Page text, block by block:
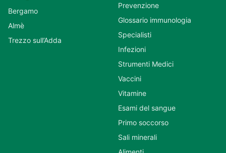
Bergamo
Almè
Trezzo sull’Adda
Prevenzione
Glossario immunologia
Specialisti
Infezioni
Strumenti Medici
Vaccini
Vitamine
Esami del sangue
Primo soccorso
Sali minerali